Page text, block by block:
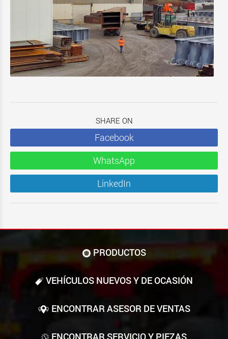
SHARE ON
Facebook
WhatsApp
LinkedIn
PRODUCTOS
VEHÍCULOS NUEVOS Y DE OCASIÓN
ENCONTRAR ASESOR DE VENTAS
ENCONTRAR SERVICIO Y PIEZAS